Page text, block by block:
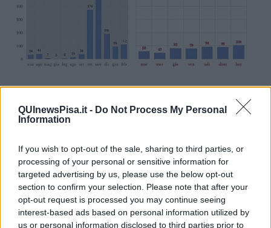
QUInewsPisa.it - Do Not Process My Personal
Information
If you wish to opt-out of the sale, sharing to third parties, or
processing of your personal or sensitive information for
targeted advertising by us, please use the below opt-out
section to confirm your selection. Please note that after your
opt-out request is processed you may continue seeing
interest-based ads based on personal information utilized by
us or personal information disclosed to third parties prior to
Questa la ripartizione dei nuovi casi per ambito territoriale e
Comune di residenza: Area pisana 30 casi(Cascina 13, Crespina
Lorenzana 2, Pisa 8, San Giuliano Terme 4, Vecchiano 1,
Vicopisano 2),Valdera e Valdicecina 36 casi(Bientina 10,
Calcinaia 2, Capannoli 2, Casciana Terme Lari 2, Palaia 2,
Ponsacco 6, Pontedera 5, Santa Maria a Monte 6, Volterra 1), nel
Comprensorio del Cuoio i restanti casi.